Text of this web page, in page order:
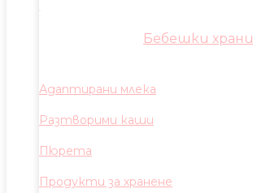
Бебешки храни
Адаптирани млека
Разтворими каши
Пюрета
Продукти за хранене